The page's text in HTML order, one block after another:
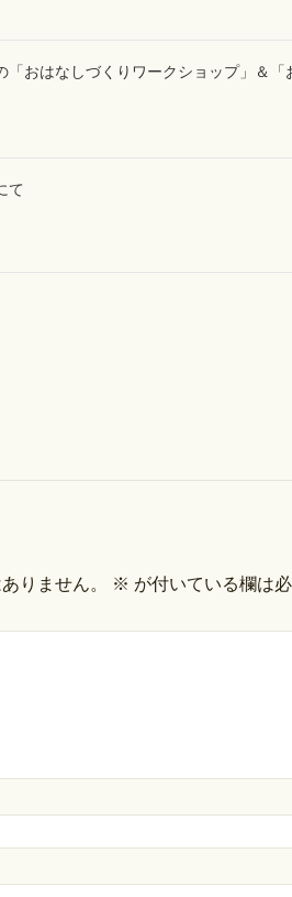
「おはなしづくりワークショップ」＆「
て
りません。 ※ が付いている欄は